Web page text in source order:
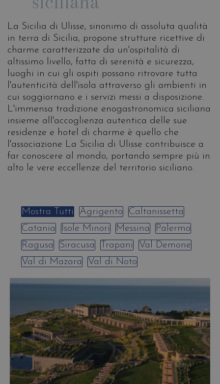
La Sicilia di Ulisse, sinonimo di assoluta qualità
in terra di Sicilia, propone strutture ricettive di
charme caratterizzate da un'ospitalità di
altissimo livello, fatta di serenità e sicurezza,
luoghi in cui gli ospiti possano ritrovare tutta
l'autenticità dell'isola attraverso gli ambienti in
cui soggiornano e i servizi messi a disposizione.
L'immensa tradizione enogastronomica siciliana
insieme all'accoglienza autentica delle sue
residenze e hotel di charme è quello che
l'associazione La Sicilia di Ulisse contribuisce a
far conoscere al mondo, portando sempre più in
alto le vere eccellenze del territorio siciliano.
Mostra Tutti Agrigento
Caltanissetta
Catania
Isole Minori Messina
Palermo
Ragusa
Siracusa Trapani
Val Demone
Val di Mazara
Val di Noto